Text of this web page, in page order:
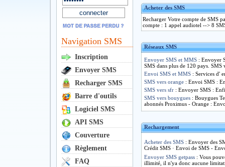
Navigation SMS
Inscription
Envoyer SMS
Recharger SMS
Barre d'outils
Logiciel SMS
API SMS
Couverture
Règlement
FAQ
Acheter des SMS
Recharger Votre compte de SMS
compte : 1 appel audiotel --> 8
Réseaux SMS
Envoyer SMS et MMS : Envoyer
SMS dans plus de 120 pays. SMS
Envoi SMS et MMS : Services d'
SMS vers orange : Envoi SMS :
SMS vers sfr : Envoyer SMS :
SMS vers bouygues : Bouygues
abonnés Proximus - Orange :
Rechargement
Acheter des SMS : Envoyer des
Crédit SMS · Envoi de SMS -
Envoyer SMS getpass : Vous
illimité, il n'ya donc aucune